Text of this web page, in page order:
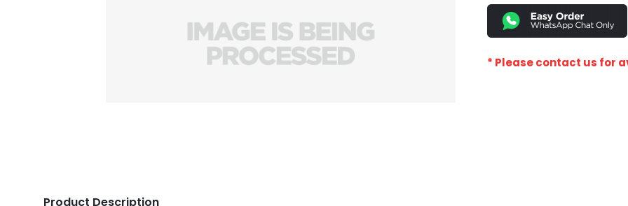
* Please contact us for
Product Description